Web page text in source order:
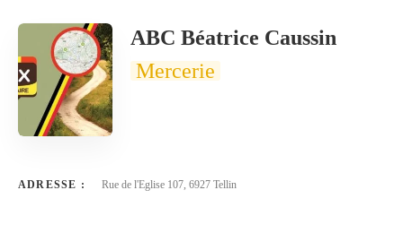
ABC Béatrice Caussin
Mercerie
ADRESSE : Rue de l'Eglise 107, 6927 Tellin